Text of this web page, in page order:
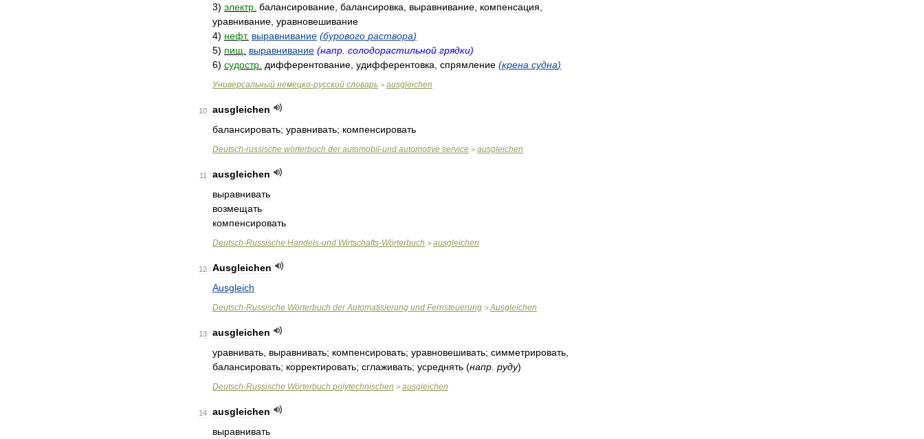
3) электр балансирование балансировка выравнивание компенсация
уравнивание уравновешивание
4) нефт. выравнивание (бурового раствора)
5) пищ выравнивание (напр солодорастильной грядки)
6) судостр дифферентование удифферентовка спрямление (крена судна)
Универсальный немецко-русский словарь > ausgleichen
10
ausgleichen
балансировать; уравнивать; компенсировать
Deutsch-russische wörterbuch der automobil-und automotive service > ausgleichen
11
ausgleichen
выравнивать
возмещать
компенсировать
Deutsch-Russische Handels-und Wirtschafts-Wörterbuch > ausgleichen
12
Ausgleichen
Ausgleich
Deutsch-Russische Wörterbuch der Automatisierung und Fernsteuerung > Ausgleichen
13
ausgleichen
уравнивать выравнивать; компенсировать; уравновешивать; симметрировать
балансировать; корректировать; сглаживать; усреднять (напр руду)
Deutsch-Russische Wörterbuch polytechnischen > ausgleichen
14
ausgleichen
выравнивать